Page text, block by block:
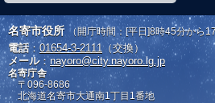
名寄市役所 （開庁時間：[平日]8時45分から
電話： 01654-3-2111（交換）
メール：nayoro@city.nayoro.lg.jp
名寄庁舎
〒096-8686
北海道名寄市大通南1丁目1番地